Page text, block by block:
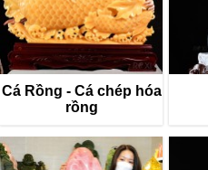
Cá Rồng - Cá chép hóa
rồng